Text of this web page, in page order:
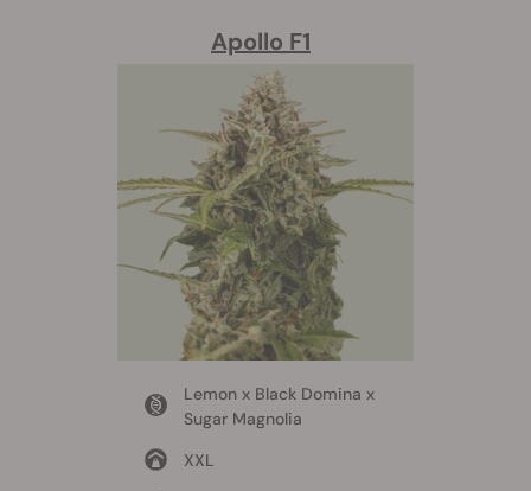
Apollo F1
Lemon x Black Domina x
Sugar Magnolia
XXL